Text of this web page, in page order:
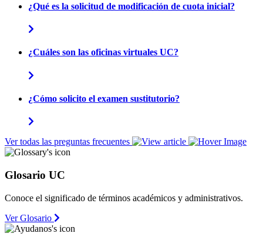
¿Qué es la solicitud de modificación de cuota inicial?
¿Cuáles son las oficinas virtuales UC?
¿Cómo solicito el examen sustitutorio?
Ver todas las preguntas frecuentes
Glosario UC
Conoce el significado de términos académicos y administrativos.
Ver Glosario